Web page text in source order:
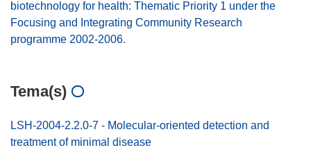
biotechnology for health: Thematic Priority 1 under the
Focusing and Integrating Community Research
programme 2002-2006.
Tema(s)
LSH-2004-2.2.0-7 - Molecular-oriented detection and
treatment of minimal disease